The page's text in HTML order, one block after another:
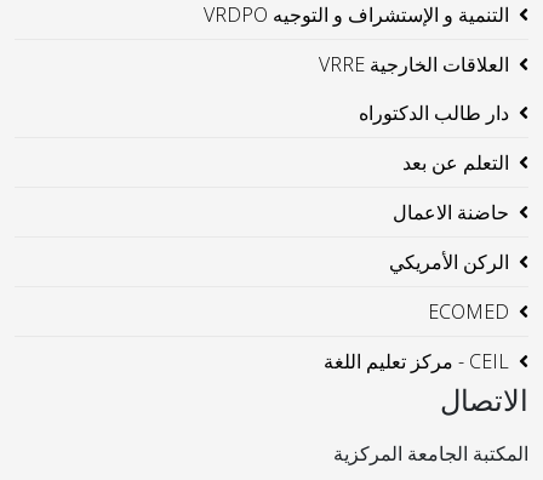
التنمية و الإستشراف و التوجيه VRDPO
العلاقات الخارجية VRRE
دار طالب الدكتوراه
التعلم عن بعد
حاضنة الاعمال
الركن الأمريكي
ECOMED
CEIL - مركز تعليم اللغة
الاتصال
المكتبة الجامعة المركزية